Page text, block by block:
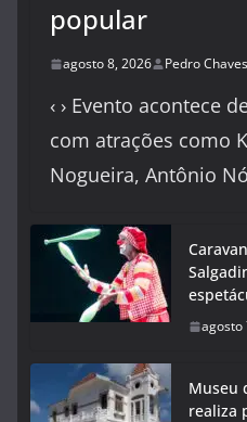
popular
agosto 8, 2026 Pedro Chaves
‹ › Evento acontece
com atrações como
Nogueira, Antônio
agosto
Museu
realiza